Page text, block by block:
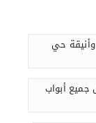
حديثة وأنيقة حي
جميع أبواب